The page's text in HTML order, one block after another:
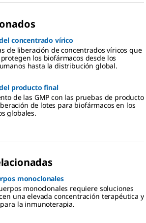
concentrado vírico
de liberación de concentrados víricos que
los biofármacos desde los
hasta la distribución global.
producto final
de las GMP con las pruebas de producto
de lotes para biofármacos en los
globales.
monoclonales
monoclonales requiere soluciones
una elevada concentración terapéutica y
la inmunoterapia.